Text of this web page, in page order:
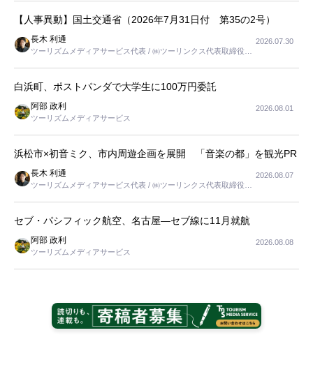
【人事異動】国土交通省（2026年7月31日付 第35の2号）
長木 利通
ツーリズムメディアサービス代表 / ㈱ツーリンクス代表取締役社
2026.07.30
白浜町、ポストパンダで大学生に100万円委託
阿部 政利
ツーリズムメディアサービス
2026.08.01
浜松市×初音ミク、市内周遊企画を展開 「音楽の都」を観光PR
長木 利通
ツーリズムメディアサービス代表 / ㈱ツーリンクス代表取締役社
2026.08.07
セブ・パシフィック航空、名古屋―セブ線に11月就航
阿部 政利
ツーリズムメディアサービス
2026.08.08